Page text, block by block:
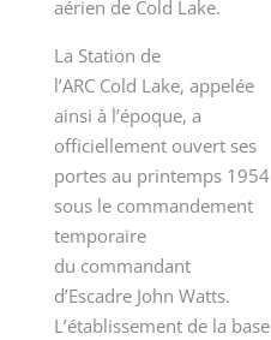
aérien de Cold Lake.
La Station de
l’ARC Cold Lake, appelée
ainsi à l’époque, a
officiellement ouvert ses
portes au printemps 1954
sous le commandement
temporaire
du commandant
d’Escadre John Watts.
L’établissement de la base